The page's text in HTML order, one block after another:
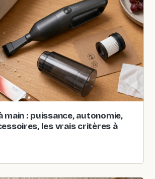
main : puissance, autonomie,
les vrais critères à